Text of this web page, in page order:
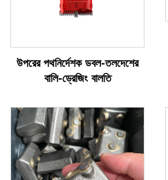
উপরের পথনির্দেশক ডবল-তলদেশের
বালি-ড্রেজিং বালতি